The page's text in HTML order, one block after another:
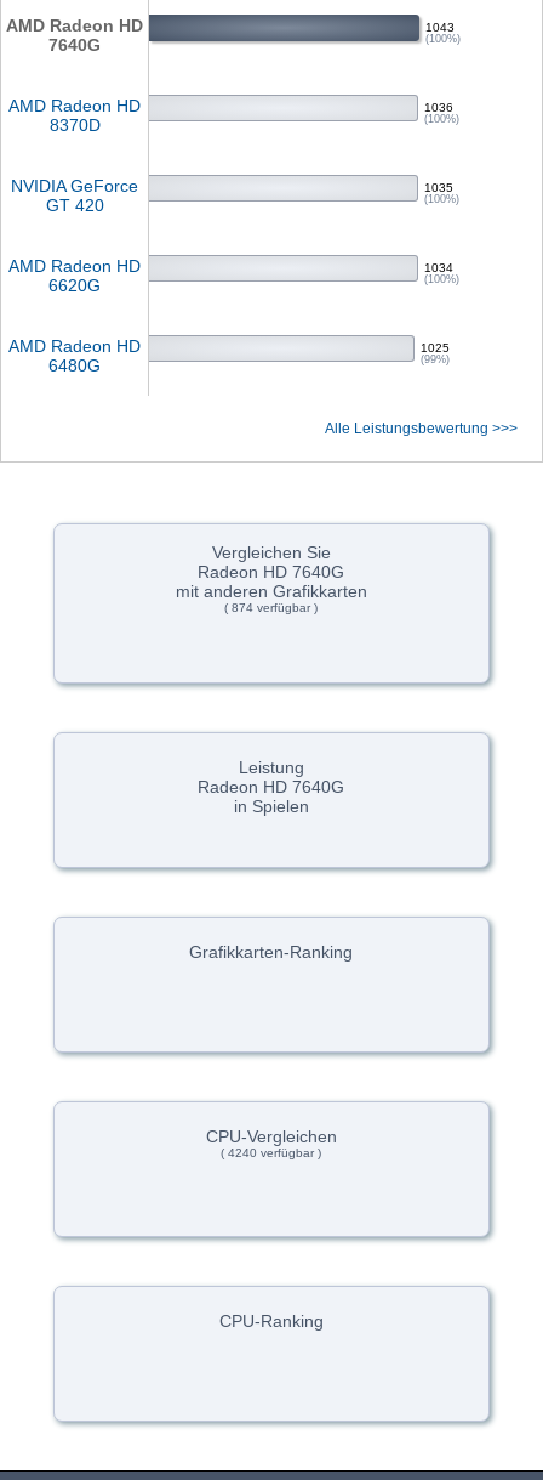
AMD Radeon HD
7640G
1043
(100%)
AMD Radeon HD
8370D
1036
(100%)
NVIDIA GeForce
GT 420
1035
(100%)
AMD Radeon HD
6620G
1034
(100%)
AMD Radeon HD
6480G
1025
(99%)
Alle Leistungsbewertung >>>
Vergleichen Sie
Radeon HD 7640G
mit anderen Grafikkarten
( 874 verfügbar )
Leistung
Radeon HD 7640G
in Spielen
Grafikkarten-Ranking
CPU-Vergleichen
( 4240 verfügbar )
CPU-Ranking